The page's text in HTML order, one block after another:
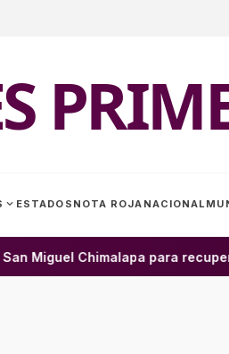
expand_more ESTADOS NOTA ROJA NACIONAL
Miguel Chimalapa para